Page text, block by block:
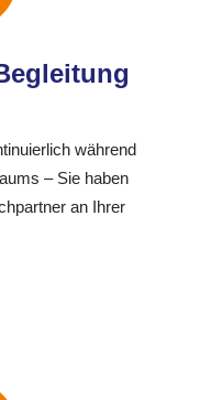
während
– Sie haben
an Ihrer